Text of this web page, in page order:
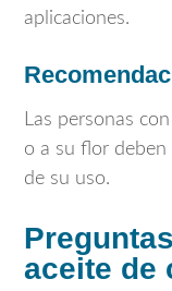
aplicaciones.
Las personas
o a su flor deben
de su uso.
aceite de